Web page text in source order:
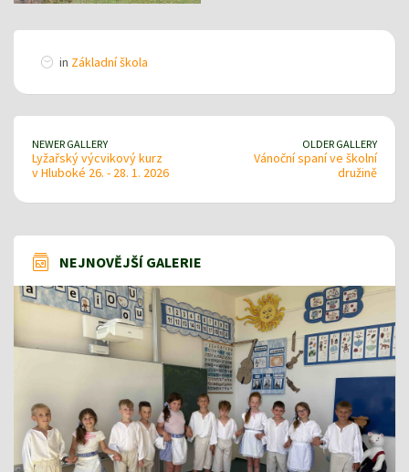
in Základní škola
NEWER GALLERY
Lyžařský výcvikový kurz
v Hluboké 26. - 28. 1. 2026
OLDER GALLERY
Vánoční spaní ve školní
družině
NEJNOVĚJŠÍ GALERIE